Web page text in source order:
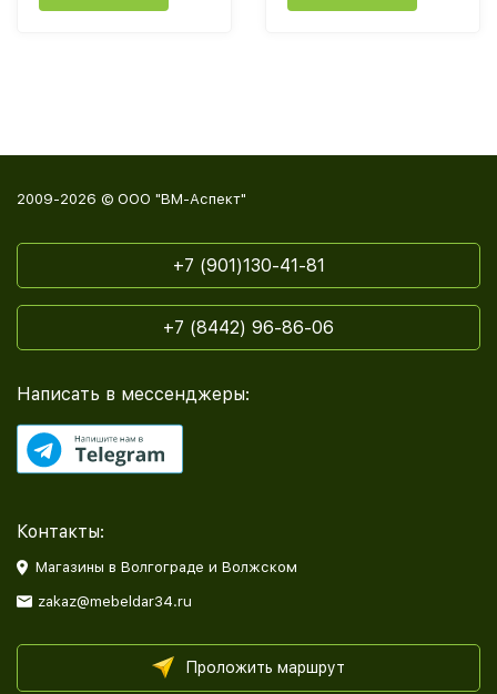
2009-2026 © ООО "ВМ-Аспект"
+7 (901)130-41-81
+7 (8442) 96-86-06
Написать в мессенджеры:
Контакты:
Магазины в Волгограде и Волжском
zakaz@mebeldar34.ru
Проложить маршрут